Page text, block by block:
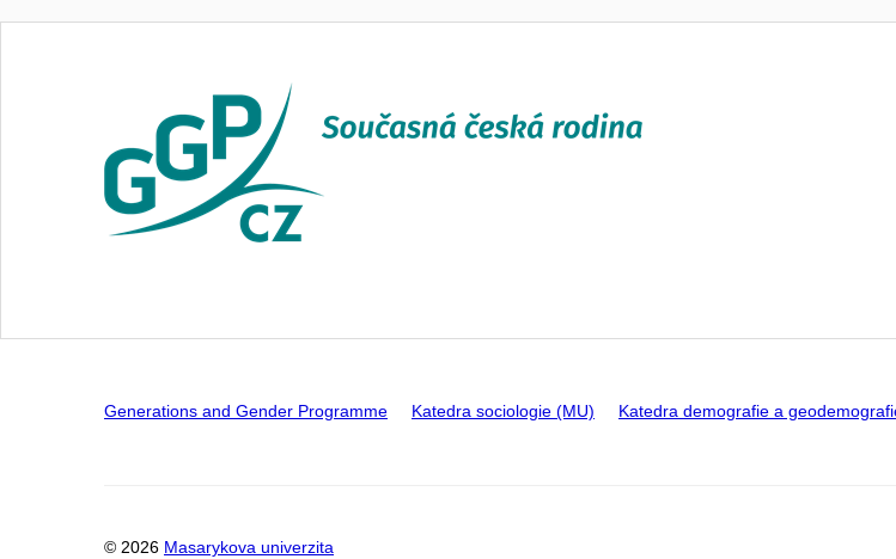
Generations and Gender Programme Katedra sociologie (MU) Katedra demografie a
© 2026 Masarykova univerzita